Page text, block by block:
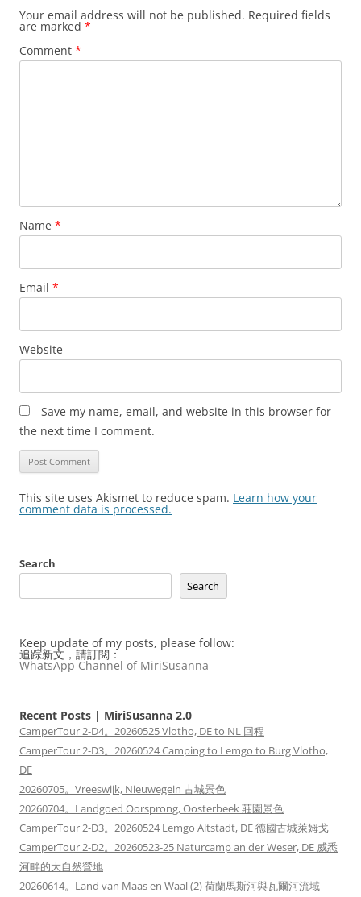
Your email address will not be published. Required fields
are marked *
Comment *
Name *
Email *
Website
Save my name, email, and website in this browser for
the next time I comment.
This site uses Akismet to reduce spam. Learn how your
comment data is processed.
Search
Search
Keep update of my posts, please follow:
追踪新文，請訂閱：
WhatsApp Channel of MiriSusanna
Recent Posts | MiriSusanna 2.0
CamperTour 2-D4。20260525 Vlotho, DE to NL 回程
CamperTour 2-D3。20260524 Camping to Lemgo to Burg Vlotho,
DE
20260705。Vreeswijk, Nieuwegein 古城景色
20260704。Landgoed Oorsprong, Oosterbeek 莊園景色
CamperTour 2-D3。20260524 Lemgo Altstadt, DE 德國古城萊姆戈
CamperTour 2-D2。20260523-25 Naturcamp an der Weser, DE 威悉
河畔的大自然營地
20260614。Land van Maas en Waal (2) 荷蘭馬斯河與瓦爾河流域